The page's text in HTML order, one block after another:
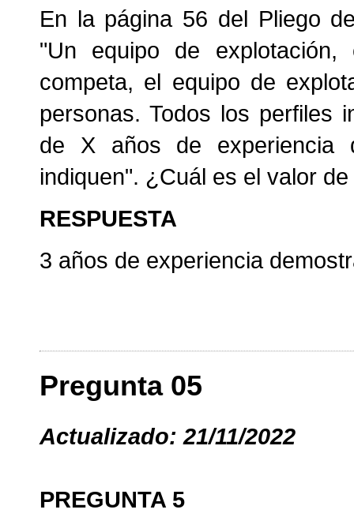
En la página 56 del Pliego
"Un equipo de
competa, el equipo de
personas. Todos los perfiles
de X años de experiencia
indiquen". ¿Cuál es el valor de
RESPUESTA
3 años de experiencia
Pregunta 05
Actualizado: 21/11/2022
PREGUNTA 5